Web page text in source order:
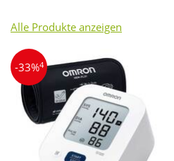
Alle Produkte anzeigen
-33%4